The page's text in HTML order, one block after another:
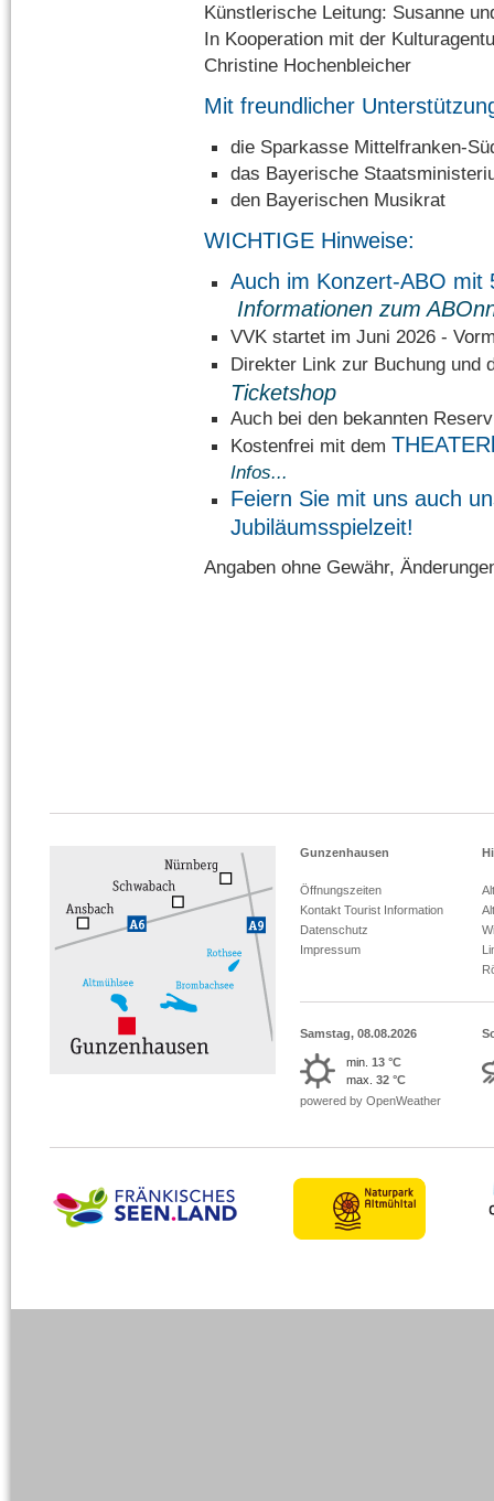
Künstlerische Leitung: Susanne
In Kooperation mit der
Christine Hochenbleicher
Mit freundlicher
die Sparkasse Mittelfranken-
das Bayerische
den Bayerischen Musikrat
WICHTIGE Hinweise:
Auch im Konzert-ABO
Informationen zum
VVK startet im Juni 2026 -
Direkter Link zur Buchung
Ticketshop
Auch bei den bekannten
Kostenfrei mit dem
Infos...
Feiern Sie mit uns auch
Jubiläumsspielzeit!
Angaben ohne Gewähr,
Gunzenhausen
Öffnungszeiten
Kontakt Tourist Information
Datenschutz
Impressum
Samstag, 08.08.2026
min. 13 °C
max. 32 °C
powered by OpenWeather